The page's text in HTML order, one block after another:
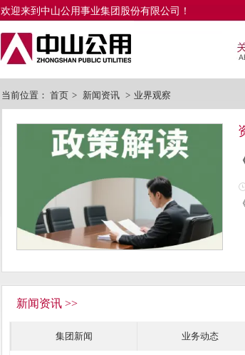
欢迎来到中山公用事业集团股份有限公司！
当前位置： 首页 > 新闻资讯 > 业界观察
新闻资讯 >>
集团新闻 业务动态